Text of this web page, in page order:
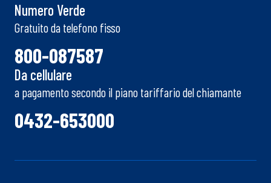
Numero Verde
Gratuito da telefono fisso
800-087587
Da cellulare
a pagamento secondo il piano tariffario del chiamante
0432-653000